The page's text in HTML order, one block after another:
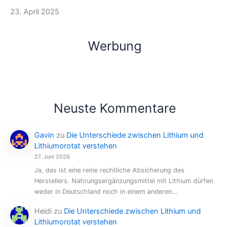
23. April 2025
Werbung
Neuste Kommentare
Gavin zu Die Unterschiede zwischen Lithium und
Lithiumorotat verstehen
27. Juni 2026
Ja, das ist eine reine rechtliche Absicherung des
Herstellers. Nahrungsergänzungsmittel mit Lithium dürfen
weder in Deutschland noch in einem anderen…
Heidi zu Die Unterschiede zwischen Lithium und
Lithiumorotat verstehen